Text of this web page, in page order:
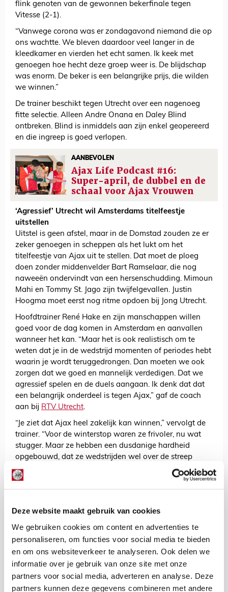
Deze website maakt gebruik van cookies
We gebruiken cookies om content en advertenties te
personaliseren, om functies voor social media te bieden
en om ons websiteverkeer te analyseren. Ook delen we
informatie over je gebruik van onze site met onze
partners voor social media, adverteren en analyse. Deze
partners kunnen deze gegevens combineren met andere
flink genoten van de gewonnen bekerfinale tegen
Vitesse (2-1).
“Vanwege corona was er zondagavond niemand die op
ons wachtte. We bleven daardoor veel langer in de
kleedkamer en vierden het echt samen. Ik keek met
genoegen hoe hecht deze groep weer is. De blijdschap
was enorm. De beker is een belangrijke prijs, die wilden
we winnen.”
De trainer beschikt tegen Utrecht over een nagenoeg
fitte selectie. Alleen Andre Onana en Daley Blind
ontbreken. Blind is inmiddels aan zijn enkel geopereerd
en die ingreep is goed verlopen.
AANBEVOLEN
Ajax Life Podcast #16:
Super-april, de dubbel en de
schaal voor Ajax Vrouwen
‘Agressief’ Utrecht wil Amsterdams titelfeestje
uitstellen
Uitstel is geen afstel, maar in de Domstad zouden ze er
zeker genoegen in scheppen als het lukt om het
titelfeestje van Ajax uit te stellen. Dat moet de ploeg
doen zonder middenvelder Bart Ramselaar, die nog
naweeën ondervindt van een hersenschudding. Mimoun
Mahi en Tommy St. Jago zijn twijfelgevallen. Justin
Hoogma moet eerst nog ritme opdoen bij Jong Utrecht.
Hoofdtrainer René Hake en zijn manschappen willen
goed voor de dag komen in Amsterdam en aanvallen
wanneer het kan. “Maar het is ook realistisch om te
weten dat je in de wedstrijd momenten of periodes hebt
waarin je wordt teruggedrongen. Dan moeten we ook
zorgen dat we goed en mannelijk verdedigen. Dat we
agressief spelen en de duels aangaan. Ik denk dat dat
een belangrijk onderdeel is tegen Ajax,” gaf de coach
aan bij RTV Utrecht.
“Je ziet dat Ajax heel zakelijk kan winnen,” vervolgt de
trainer. “Voor de winterstop waren ze frivoler, nu wat
stugger. Maar ze hebben een dusdanige hardheid
opgebouwd, dat ze wedstrijden wel over de streep
trekken. Dat zag je in de bekerfinale en tegen RKC goed
terug. Ze leveren wel en dat is knap als je dat over
langere periode kunt.”
AANBEVOLEN
Ajax mag feestvieren met
échte beker, maar krijgt
replica voor prijzenkast
Tagliafico mag weer rondje om Kerk
Eén van de leuke dingen bij confrontaties tussen het
huidige Ajax en Utrecht is de onderlinge strijd tussen